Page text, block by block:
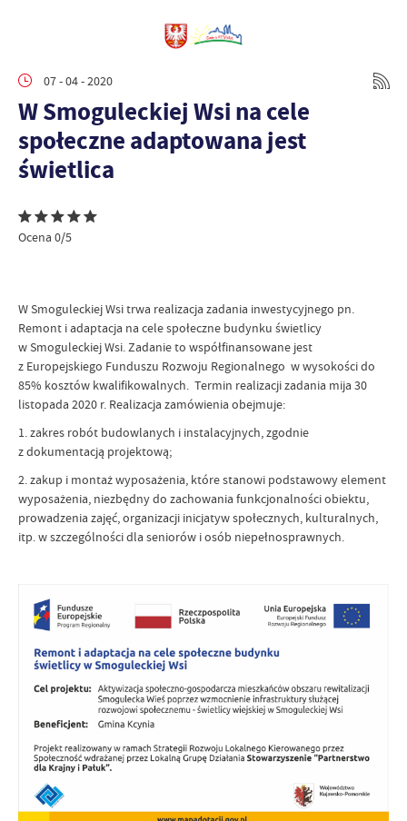
07 - 04 - 2020
W Smoguleckiej Wsi na cele
społeczne adaptowana jest
świetlica
Ocena 0/5
W Smoguleckiej Wsi trwa realizacja zadania inwestycyjnego pn.
Remont i adaptacja na cele społeczne budynku świetlicy
w Smoguleckiej Wsi. Zadanie to współfinansowane jest
z Europejskiego Funduszu Rozwoju Regionalnego w wysokości do
85% kosztów kwalifikowalnych. Termin realizacji zadania mija 30
listopada 2020 r. Realizacja zamówienia obejmuje:
1. zakres robót budowlanych i instalacyjnych, zgodnie
z dokumentacją projektową;
2. zakup i montaż wyposażenia, które stanowi podstawowy element
wyposażenia, niezbędny do zachowania funkcjonalności obiektu,
prowadzenia zajęć, organizacji inicjatyw społecznych, kulturalnych,
itp. w szczególności dla seniorów i osób niepełnosprawnych.